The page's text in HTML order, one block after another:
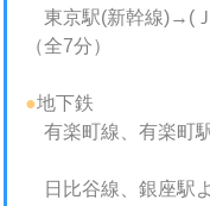
東京駅(新幹線)→(
（全7分）
●地下鉄
有楽町線、有楽町
日比谷線、銀座駅